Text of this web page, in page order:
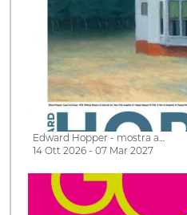
Edward Hopper - mostra a…
14 Ott 2026 - 07 Mar 2027